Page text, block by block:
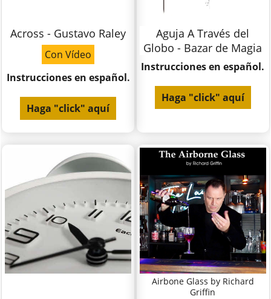
Across - Gustavo Raley
Con Vídeo
Instrucciones en español.
Haga "click" aquí
Aguja A Través del
Globo - Bazar de Magia
Instrucciones en español.
Haga "click" aquí
Airbone Glass by Richard
Griffin